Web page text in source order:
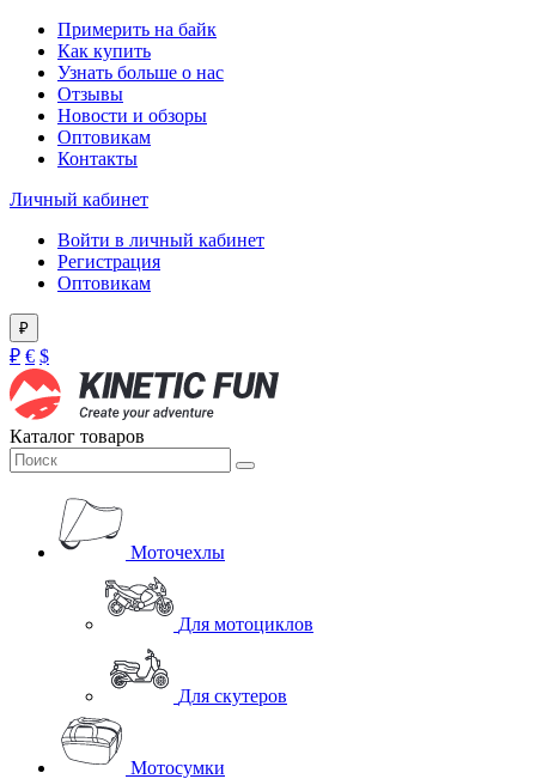
Примерить на байк
Как купить
Узнать больше о нас
Отзывы
Новости и обзоры
Оптовикам
Контакты
Личный кабинет
Войти в личный кабинет
Регистрация
Оптовикам
₽
₽ € $
Каталог товаров
Моточехлы
Для мотоциклов
Для скутеров
Мотосумки